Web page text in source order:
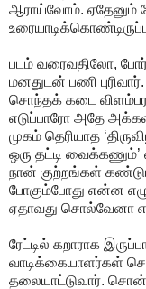
ஆராய்வோம். ஏதேனும்
படம் வரைவதிலோ,
மனதுடன் பணி புரிவார்.
சொந்தக் கடை
எடுப்பாரோ அதே
முகம் தெரியாத
ஒரு தட்டி வைக்கணும்’
நான் குற்றங்கள்
போகும்போது என்ன
ஏதாவது சொல்வேனா
ரேட்டில் கறாராக
வாடிக்கையாளர்கள்
தலையாட்டுவார். சொன்ன